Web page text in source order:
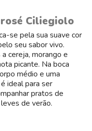
rosé Ciliegiolo
se pela sua suave cor
seu sabor vivo.
cereja, morango e
picante. Na boca
médio e uma
ideal para ser
pratos de
de verão.